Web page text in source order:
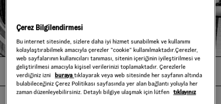
SIMONE BARRACO
Çerez Bilgilendirmesi
Bu internet sitesinde, sizlere daha iyi hizmet sunabilmek ve kullanımı
kolaylaştırabilmek amacıyla çerezler ”cookie” kullanılmaktadır.Çerezler,
web sayfalarının kullanıcıları tanıması, sitenin içeriğinin iyileştirilmesi ve
geliştirilmesi amacıyla kişisel verilerinizi toplamaktadır. Çerezlerle
verdiğiniz izni
burayatıklayarak veya web sitesinde her sayfanın altında
bulabileceğiniz Çerez Politikası sayfasında yer alan bağlantı yoluyla her
zaman düzenleyebilirsiniz. Detaylı bilgiye ulaşmak için lütfen tıklayınız